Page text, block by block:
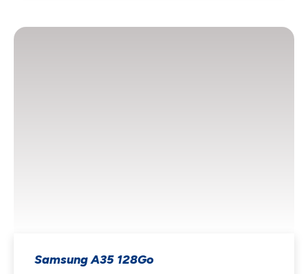
Samsung A35 128Go
L'IMPORTANCE À VOTRE VIE